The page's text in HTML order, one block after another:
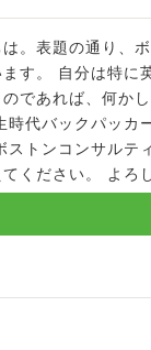
は。表題の通り、
す。 自分は特に
であれば、何か
時代バックパッカ
ストンコンサルテ
ください。 よろ